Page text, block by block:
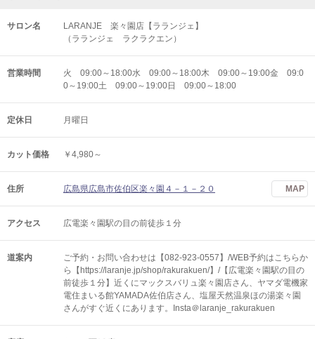
サロン名
LARANJE 楽々園店【ラランジェ】
（ラランジェ ラクラクエン）
営業時間
火 09:00～18:00水 09:00～18:00木 09:00～19:00金 09:0
0～19:00土 09:00～19:00日 09:00～18:00
定休日 月曜日
カット価格 ￥4,980～
住所 広島県広島市佐伯区楽々園４－１－２０ MAP
アクセス 広電楽々園駅の目の前徒歩１分
道案内
ご予約・お問い合わせは【082-923-0557】/WEB予約はこちらか
ら【https://laranje.jp/shop/rakurakuen/】/【広電楽々園駅の目の
前徒歩１分】近くにマックスバリュ楽々園店さん、ヤマダ電機家
電住まいる館YAMADA佐伯店さん、塩屋天然温泉ほの湯楽々園
さんがすぐ近くにあります。Insta＠laranje_rakurakuen